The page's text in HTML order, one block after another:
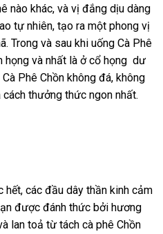
nào khác, và vị đắng dịu dàng
tự nhiên, tạo ra một phong vị
Trong và sau khi uống Cà Phê
họng và nhất là ở cổ họng dư
Phê Chồn không đá, không
thưởng thức ngon nhất.
hết, các đầu dây thần kinh cảm
được đánh thức bởi hương
lan toả từ tách cà phê Chồn